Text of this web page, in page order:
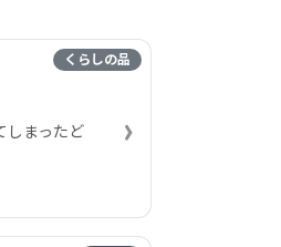
くらしの品
しまったど
›